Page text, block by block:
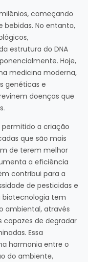
começando
No entanto,
estrutura do DNA
Hoje,
medicina moderna,
genéticas e
doenças que
a criação
que são mais
de terem melhor
a eficiência
contribui para a
de pesticidas e
biotecnologia tem
ambiental, através
capazes de degradar
Essa
harmonia entre o
do ambiente,